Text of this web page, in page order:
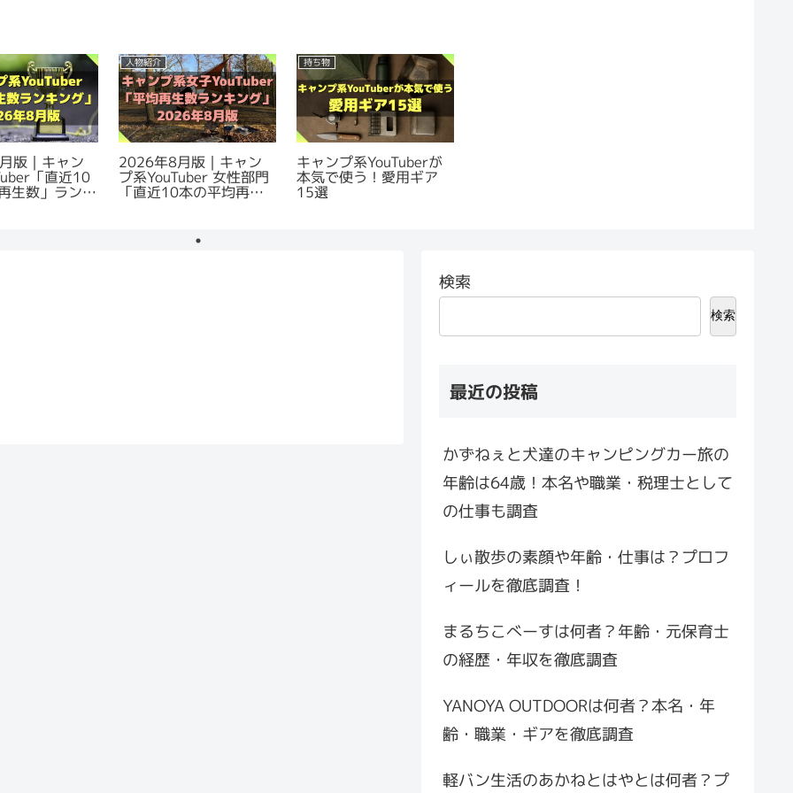
版｜キャン
「直近10
生数」ランキ
人物紹介
2026年8月版｜キャン
プ系YouTuber 女性部門
「直近10本の平均再生
持ち物
キャンプ系YouTuberが
本気で使う！愛用ギア
15選
検索
検索
最近の投稿
かずねぇと犬達のキャンピングカー旅の
年齢は64歳！本名や職業・税理士として
の仕事も調査
しぃ散歩の素顔や年齢・仕事は？プロフ
ィールを徹底調査！
まるちこべーすは何者？年齢・元保育士
の経歴・年収を徹底調査
YANOYA OUTDOORは何者？本名・年
齢・職業・ギアを徹底調査
軽バン生活のあかねとはやとは何者？プ